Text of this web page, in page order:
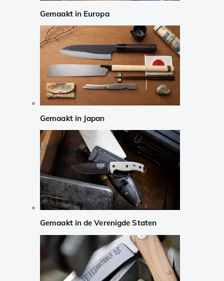
Gemaakt in Europa
Gemaakt in Japan
Gemaakt in de Verenigde Staten